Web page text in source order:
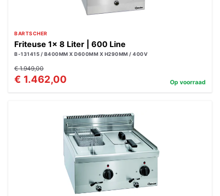
BARTSCHER
Friteuse 1x 8 Liter | 600 Line
B-131415 / B400MM X D600MM X H290MM / 400V
€ 1.949,00
€ 1.462,00 Op voorraad